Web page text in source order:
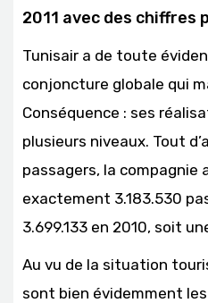
2011 avec des chiffres
Tunisair a de toute
conjoncture globale qui
Conséquence : ses
plusieurs niveaux. Tout
passagers, la compagnie
exactement 3.183.530
3.699.133 en 2010, soit
Au vu de la situation
sont bien évidemment